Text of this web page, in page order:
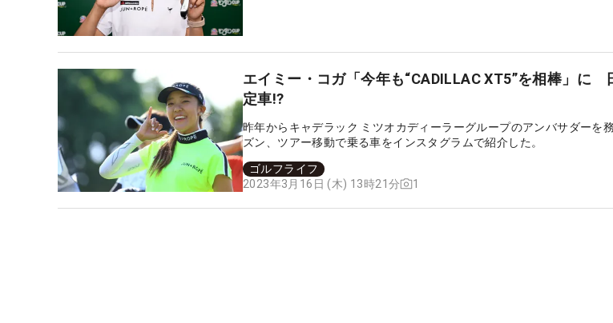
エイミー・コガ「今年も“CADILLAC XT5”を相棒」に
定車!?
昨年からキャデラック ミツオカディーラーグループのアンバサダーを
ズン、ツアー移動で乗る車をインスタグラムで紹介した。
ゴルフライフ
2023年3月16日 (木) 13時21分
1